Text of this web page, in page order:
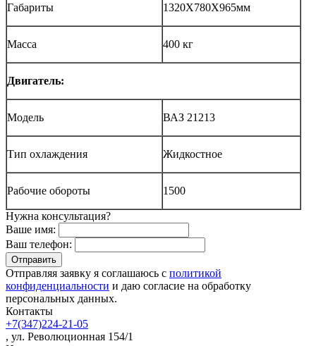
Габариты 1320Х780Х965мм
Масса 400 кг
Двигатель:
Модель ВАЗ 21213
Тип охлаждения Жидкостное
Рабочие обороты 1500
Нужна консультация?
Ваше имя:
Ваш телефон:
Отправляя заявку я соглашаюсь с политикой
конфиденциальности и даю согласие на обработку
персональных данных.
Контакты
+7(347)224-21-05
, ул. Революционная 154/1